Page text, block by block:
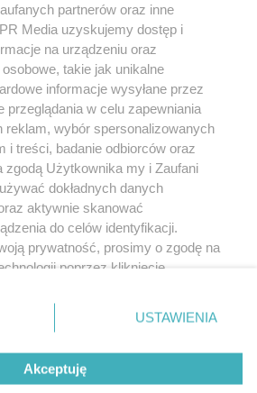
w serwisie nie może być powielany i
rozpowszechniany w jakikolwiek sposób (w
mechaniczny) na jakimkolwiek polu
formie, włącznie z umieszczaniem w Internecie
praw. Jakiekolwiek użycie lub
lub w części z naruszeniem prawa, tzn.
pod groźbą kary i może być ścigane
O nas
partnerów oraz inne
Media uzyskujemy dostęp i
na urządzeniu oraz
takie jak unikalne
informacje wysyłane przez
przeglądania w celu zapewniania
reklam, wybór spersonalizowanych
i treści, badanie odbiorców oraz
zgodą Użytkownika my i Zaufani
dokładnych danych
aktywnie skanować
do celów identyfikacji.
prywatność, prosimy o zgodę na
poprzez kliknięcie
przycisk ustawień prywatności
dolnym rogu strony
danych nie wymagają zgody
prawo sprzeciwić się takiemu
będą miały zastosowanie tylko
USTAWIENIA
Akceptuję